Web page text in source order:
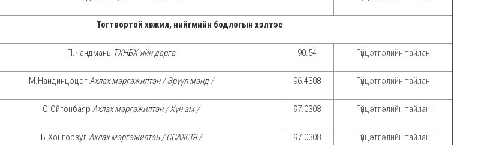
Тогтвортой хөгжил, нийгмийн бодлогын хэлтэс
П.Чандмань ТХНБХ-ийн дарга 90.54 Гүйцэтгэлийн тайлан
М.НандинцэцэгАхлах мэргэжилтэн / Эрүүл мэнд / 96.4308 Гүйцэтгэлийн тайлан
О.Ойгонбаяр Ахлах мэргэжилтэн / Хүн ам / 97.0308 Гүйцэтгэлийн тайлан
Б.Хонгорзул Ахлах мэргэжилтэн / ССАЖЗЯ / 97.0308 Гүйцэтгэлийн тайлан